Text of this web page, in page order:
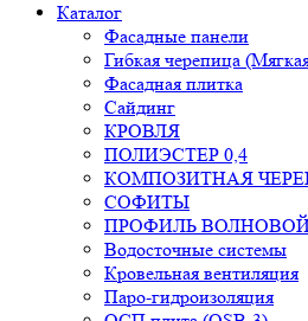
Каталог
Фасадные панели
Гибкая черепица
Фасадная плитка
Сайдинг
КРОВЛЯ
ПОЛИЭСТЕР 0,4
КОМПОЗИТНАЯ
СОФИТЫ
ПРОФИЛЬ
Водосточные системы
Кровельная вентиляция
Паро-гидроизоляция